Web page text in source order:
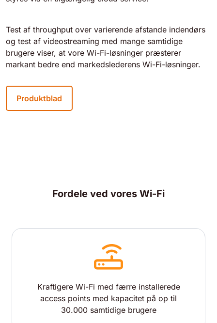
Test af throughput over varierende afstande indendørs
og test af videostreaming med mange samtidige
brugere viser, at vore Wi-Fi-løsninger præsterer
markant bedre end markedslederens Wi-Fi-løsninger.
Produktblad
Fordele ved vores Wi-Fi
Kraftigere Wi-Fi med færre installerede
access points med kapacitet på op til
30.000 samtidige brugere